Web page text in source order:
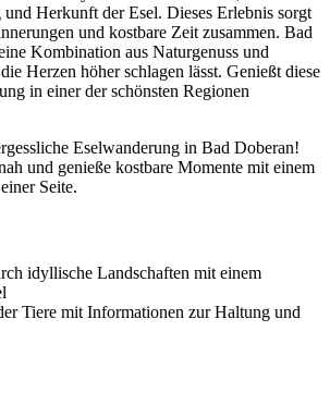
Herkunft der Esel. Dieses Erlebnis sorgt
und kostbare Zeit zusammen. Bad
Kombination aus Naturgenuss und
Herzen höher schlagen lässt. Genießt diese
in einer der schönsten Regionen
Eselwanderung in Bad Doberan!
und genieße kostbare Momente mit einem
Seite.
idyllische Landschaften mit einem
Tiere mit Informationen zur Haltung und